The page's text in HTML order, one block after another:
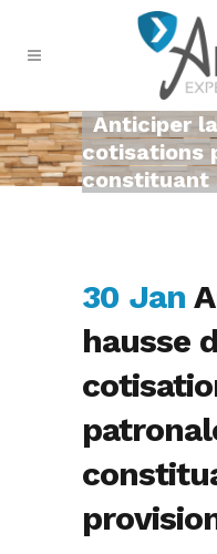
Anticiper
cotisations
constituant
30 Jan
hausse